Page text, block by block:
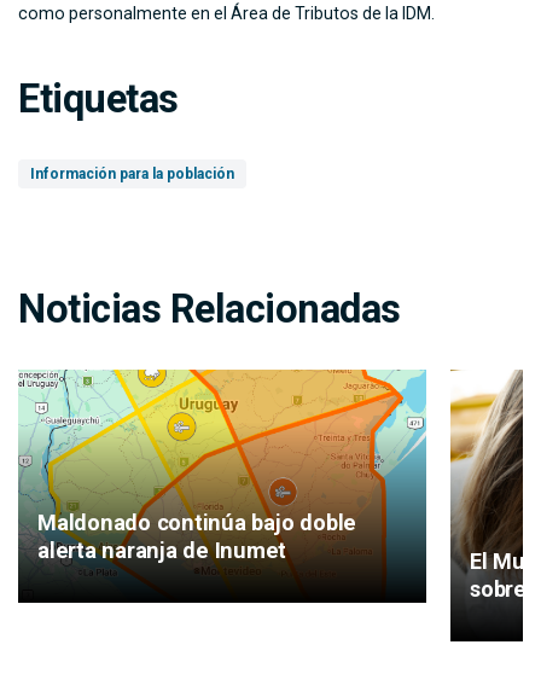
como personalmente en el Área de Tributos de la IDM.
Etiquetas
Información para la población
Noticias Relacionadas
Maldonado continúa bajo doble
alerta naranja de Inumet
El
sobre